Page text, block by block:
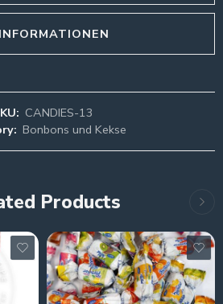
CANDIES-13
Bonbons und Kekse
Products